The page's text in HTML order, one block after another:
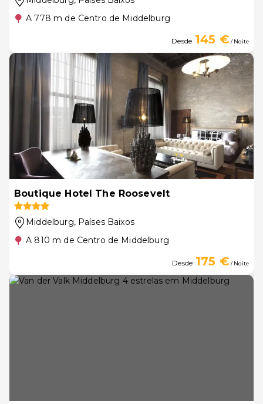
A 778 m de Centro de Middelburg
Desde 145 €/ Noite
Boutique Hotel The Roosevelt
Middelburg, Países Baixos
A 810 m de Centro de Middelburg
Desde 175 €/ Noite